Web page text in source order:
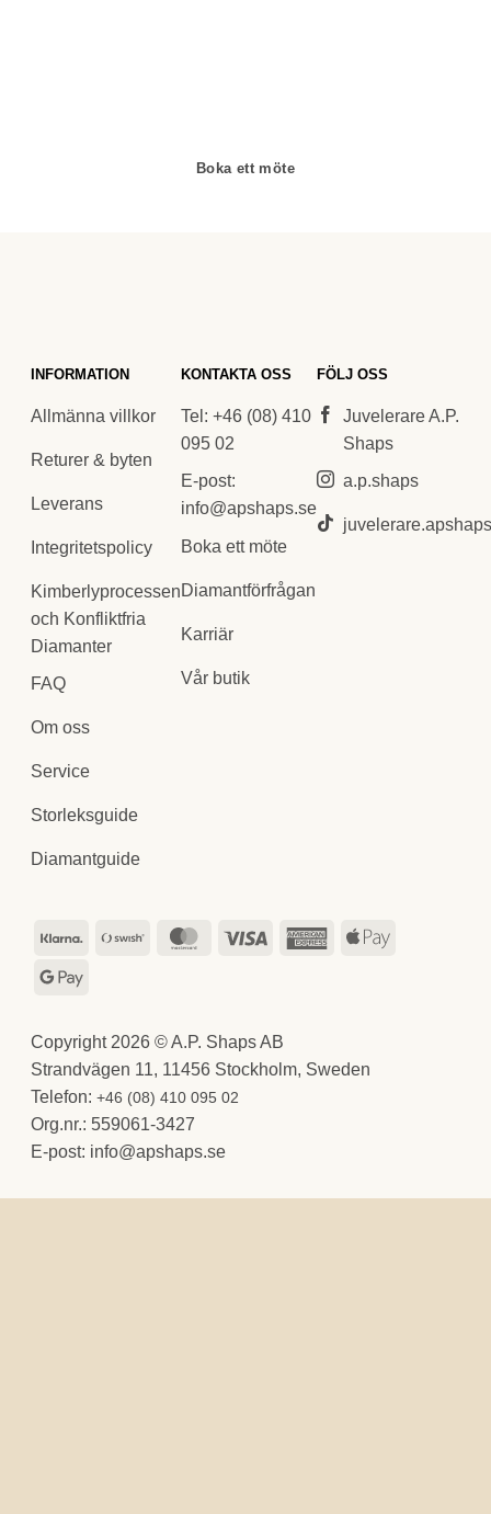
Boka ett möte
INFORMATION
Allmänna villkor
Returer & byten
Leverans
Integritetspolicy
Kimberlyprocessen
och Konfliktfria
Diamanter
FAQ
Om oss
Service
Storleksguide
Diamantguide
KONTAKTA OSS
Tel: +46 (08) 410
095 02
E-post:
info@apshaps.se
Boka ett möte
Diamantförfrågan
Karriär
Vår butik
FÖLJ OSS
Juvelerare A.P.
Shaps
a.p.shaps
Klarna Swish
MasterCard
Visa
AmericanApple
Google
Copyright 2026 © A.P. Shaps AB
Strandvägen 11, 11456 Stockholm, Sweden
Telefon:+46 (08) 410 095 02
Org.nr.: 559061-3427
E-post:
es.spahspa
@ofni